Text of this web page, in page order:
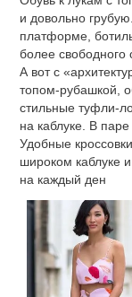
и довольно
платформе,
более свободного
А вот с
топом-рубашкой,
стильные туфли-
на каблуке. В
Удобные
широком каблуке
на каждый ден